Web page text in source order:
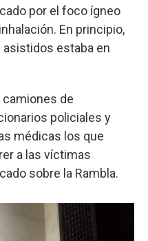
por el foco ígneo
En principio,
estaba en
de
policiales y
médicas los que
a las víctimas
sobre la Rambla.